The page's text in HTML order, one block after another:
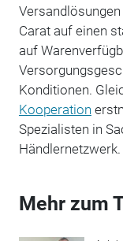
Carat auf einen
auf
Konditionen.
Kooperation
Spezialisten in
Händlernetzwerk.
Mehr zum